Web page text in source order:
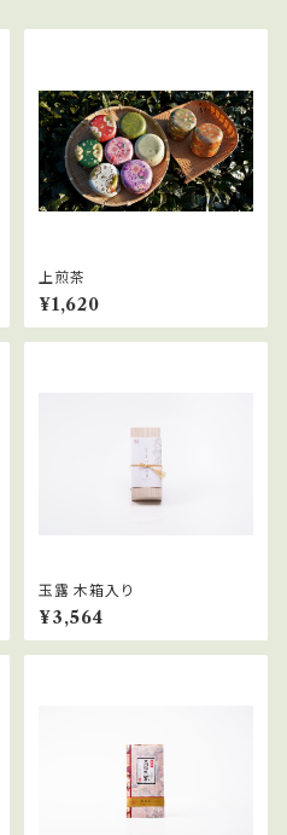
上煎茶
¥1,620
玉露 木箱入り
¥3,564